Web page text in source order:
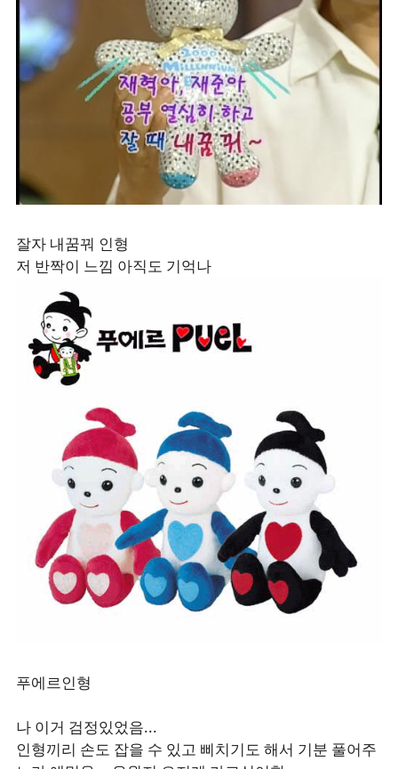
잘자 내꿈꿔 인형
저 반짝이 느낌 아직도 기억나
푸에르인형
나 이거 검정있었음...
인형끼리 손도 잡을 수 있고 삐치기도 해서 기분 풀어주